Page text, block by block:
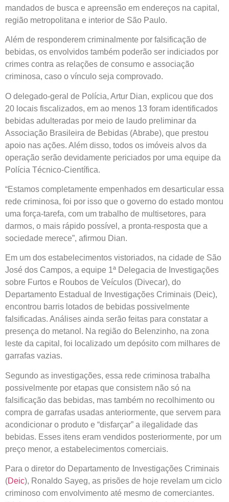
mandados de busca e apreensão em endereços na capital,
região metropolitana e interior de São Paulo.
Além de responderem criminalmente por falsificação de
bebidas, os envolvidos também poderão ser indiciados por
crimes contra as relações de consumo e associação
criminosa, caso o vínculo seja comprovado.
O delegado-geral de Polícia, Artur Dian, explicou que dos
20 locais fiscalizados, em ao menos 13 foram identificados
bebidas adulteradas por meio de laudo preliminar da
Associação Brasileira de Bebidas (Abrabe), que prestou
apoio nas ações. Além disso, todos os imóveis alvos da
operação serão devidamente periciados por uma equipe da
Polícia Técnico-Científica.
“Estamos completamente empenhados em desarticular essa
rede criminosa, foi por isso que o governo do estado montou
uma força-tarefa, com um trabalho de multisetores, para
darmos, o mais rápido possível, a pronta-resposta que a
sociedade merece”, afirmou Dian.
Em um dos estabelecimentos vistoriados, na cidade de São
José dos Campos, a equipe 1ª Delegacia de Investigações
sobre Furtos e Roubos de Veículos (Divecar), do
Departamento Estadual de Investigações Criminais (Deic),
encontrou barris lotados de bebidas possivelmente
falsificadas. Análises ainda serão feitas para constatar a
presença do metanol. Na região do Belenzinho, na zona
leste da capital, foi localizado um depósito com milhares de
garrafas vazias.
Segundo as investigações, essa rede criminosa trabalha
possivelmente por etapas que consistem não só na
falsificação das bebidas, mas também no recolhimento ou
compra de garrafas usadas anteriormente, que servem para
acondicionar o produto e “disfarçar” a ilegalidade das
bebidas. Esses itens eram vendidos posteriormente, por um
preço menor, a estabelecimentos comerciais.
Para o diretor do Departamento de Investigações Criminais
(Deic), Ronaldo Sayeg, as prisões de hoje revelam um ciclo
criminoso com envolvimento até mesmo de comerciantes.